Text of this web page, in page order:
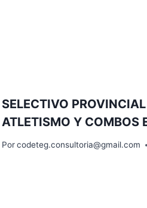
SELECTIVO
ATLETISMO Y COMBOS
Por codeteg.consultoria@gmail.com